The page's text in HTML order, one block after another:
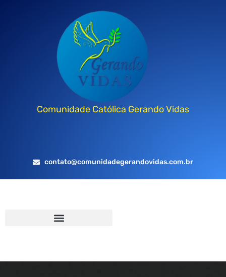
Comunidade Católica Gerando Vidas
contato@comunidadegerandovidas.com.br